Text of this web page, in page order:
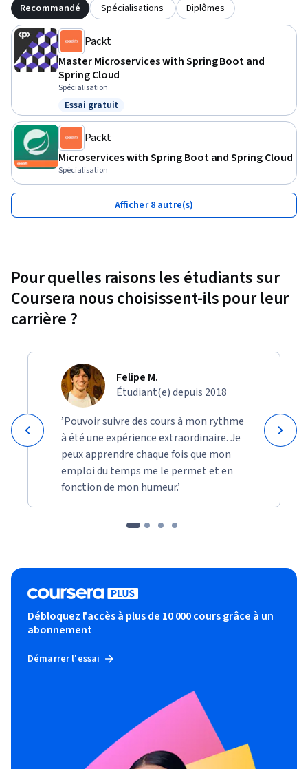
Recommandé Spécialisations Diplômes
Packt
Master Microservices with Spring Boot and
Spring Cloud
Spécialisation
Statut : Essai gratuit
Essai gratuit
Packt
Microservices with Spring Boot and Spring Cloud
Spécialisation
Afficher 8 autre(s)
Pour quelles raisons les étudiants sur
Coursera nous choisissent-ils pour leur
carrière ?
Felipe M.
Étudiant(e) depuis 2018
’Pouvoir suivre des cours à mon rythme
à été une expérience extraordinaire. Je
peux apprendre chaque fois que mon
emploi du temps me le permet et en
fonction de mon humeur.’
Débloquez l'accès à plus de 10 000 cours grâce à un
abonnement
Démarrer l'essai